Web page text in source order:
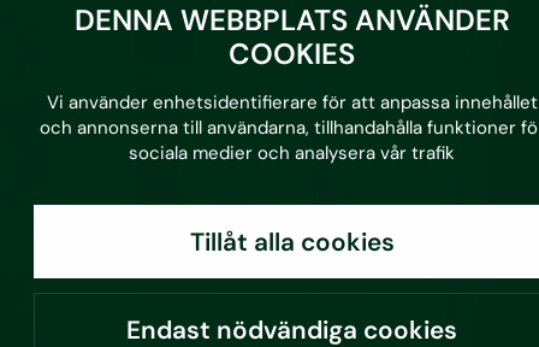
DENNA WEBBPLATS ANVÄNDER
COOKIES
Vi använder enhetsidentifierare för att anpassa innehållet
och annonserna till användarna, tillhandahålla funktioner
sociala medier och analysera vår trafik
Tillåt alla cookies
Endast nödvändiga cookies